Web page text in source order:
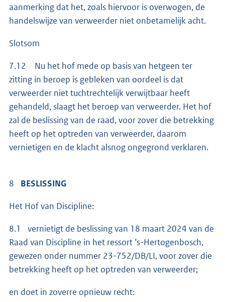
aanmerking dat het, zoals hiervoor is overwogen, de
handelswijze van verweerder niet onbetamelijk acht.
Slotsom
7.12 Nu het hof mede op basis van hetgeen ter
zitting in beroep is gebleken van oordeel is dat
verweerder niet tuchtrechtelijk verwijtbaar heeft
gehandeld, slaagt het beroep van verweerder. Het hof
zal de beslissing van de raad, voor zover die betrekking
heeft op het optreden van verweerder, daarom
vernietigen en de klacht alsnog ongegrond verklaren.
8 BESLISSING
Het Hof van Discipline:
8.1 vernietigt de beslissing van 18 maart 2024 van de
Raad van Discipline in het ressort ‘s-Hertogenbosch,
gewezen onder nummer 23-752/DB/LI, voor zover die
betrekking heeft op het optreden van verweerder;
en doet in zoverre opnieuw recht: